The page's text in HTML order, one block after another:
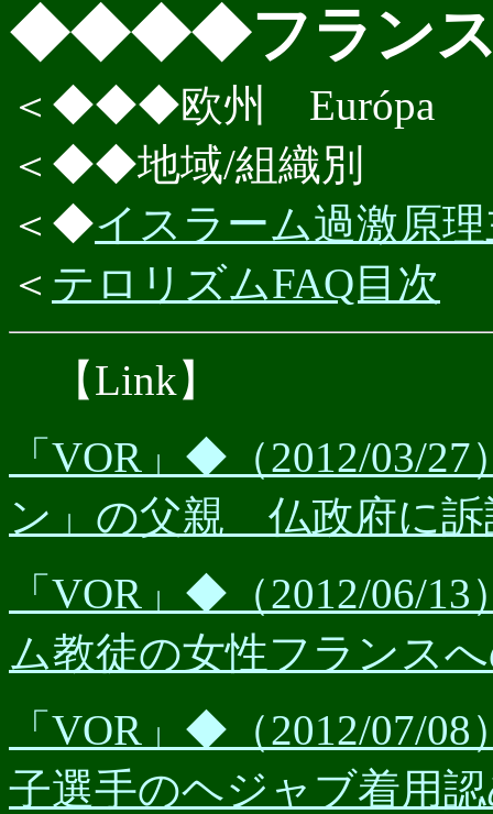
◆◆◆◆フランス
＜◆◆◆欧州 Európa
＜◆◆地域/組織別
＜◆イスラーム過激原
＜ テロリズムFAQ目次
【Link】
「VOR」◆（2012/03/
ン」の父親 仏政府に
「VOR」◆（2012/06/
ム教徒の女性フランス
「VOR」◆（2012/07/
子選手のヘジャブ着用